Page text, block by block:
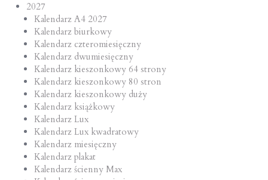
2027
Kalendarz A4 2027
Kalendarz biurkowy
Kalendarz czteromiesięczny
Kalendarz dwumiesięczny
Kalendarz kieszonkowy 64 strony
Kalendarz kieszonkowy 80 stron
Kalendarz kieszonkowy duży
Kalendarz książkowy
Kalendarz Lux
Kalendarz Lux kwadratowy
Kalendarz miesięczny
Kalendarz plakat
Kalendarz ścienny Max